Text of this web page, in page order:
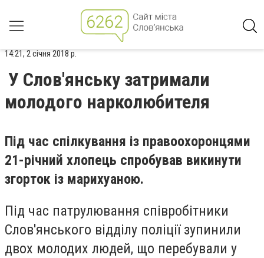
14:21, 2 січня 2018 р.
У Слов'янську затримали
молодого нарколюбителя
Під час спілкування із правоохоронцями
21-річний хлопець спробував викинути
згорток із марихуаною.
Під час патрулювання співробітники
Слов'янського відділу поліції зупинили
двох молодих людей, що перебували у